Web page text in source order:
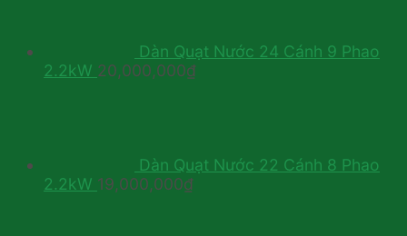
Dàn Quạt Nước 24 Cánh 9 Phao
2.2kW 20,000,000₫
Dàn Quạt Nước 22 Cánh 8 Phao
2.2kW 19,000,000₫